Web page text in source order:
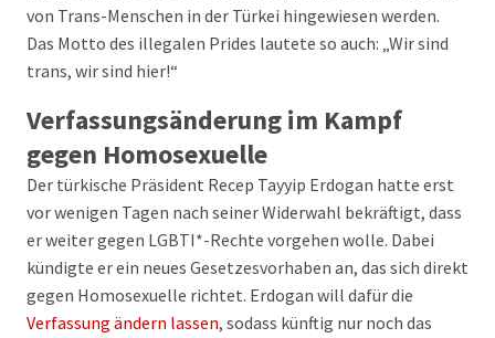
von Trans-Menschen in der Türkei hingewiesen werden.
Das Motto des illegalen Prides lautete so auch: „Wir sind
trans, wir sind hier!“
Verfassungsänderung im Kampf
gegen Homosexuelle
Der türkische Präsident Recep Tayyip Erdogan hatte erst
vor wenigen Tagen nach seiner Widerwahl bekräftigt, dass
er weiter gegen LGBTI*-Rechte vorgehen wolle. Dabei
kündigte er ein neues Gesetzesvorhaben an, das sich direkt
gegen Homosexuelle richtet. Erdogan will dafür die
Verfassung ändern lassen, sodass künftig nur noch das